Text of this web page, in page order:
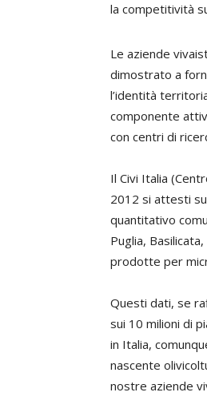
la competitività
Le aziende
dimostrato a
l’identità
componente
con centri di
Il Civi Italia
2012 si attesti
quantitativo
Puglia,
prodotte per
Questi dati, se
sui 10 milioni di
in Italia,
nascente
nostre aziende